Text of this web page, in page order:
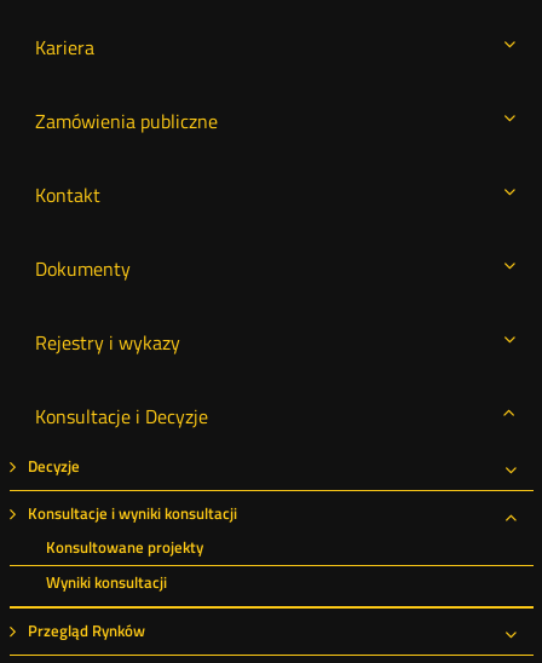
Kariera
Zamówienia publiczne
Kontakt
Dokumenty
Rejestry i wykazy
Konsultacje i Decyzje
Decyzje
Konsultacje i wyniki konsultacji
Konsultowane projekty
Wyniki konsultacji
Przegląd Rynków